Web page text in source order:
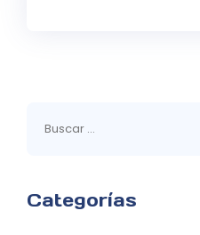
Categorías